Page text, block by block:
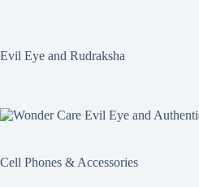
Evil Eye and Rudraksha
Cell Phones & Accessories